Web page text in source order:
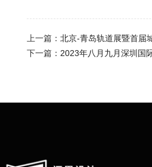
上一篇： 北京-青岛轨道展暨首届
下一篇： 2023年八月九月深圳国